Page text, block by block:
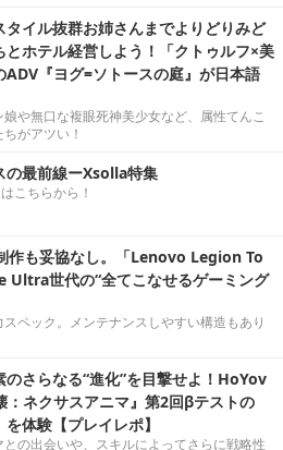
タイル抜群お姉さんまでよりどりみど
とホテル経営しよう！「クトゥルフ×美
ADV『ヨグ=ソトースの庭』が日本語
や無口な複眼死神美少女など、属性てんこ
がアツい！
の最前線ーXsolla特集
こちらから！
作も妥協なし。「Lenovo Legion To
Ultra世代の“全てこなせるゲーミング
ペック。メンテナンスしやすい構造もあり
のさらなる“進化”を目撃せよ！HoYov
：ネクサスアニマ』第2回βテストの
を体験【プレイレポ】
の出会いや、スキルによってさらに戦略性